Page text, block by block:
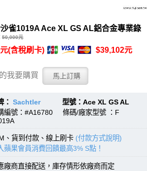
雀1019A Ace XL GS AL鋁合金專業錄
50,000元
(含稅刷卡)
$39,102元
我要購買
： Sachtler型號：Ace XL GS AL
編號：#A16780 條碼/廠家型號 ：F
、貨到付款、線上刷卡 (付款方式說明)
蘋果會員消費回饋最高3% S點！
廠商直接配送，庫存情形依廠商而定